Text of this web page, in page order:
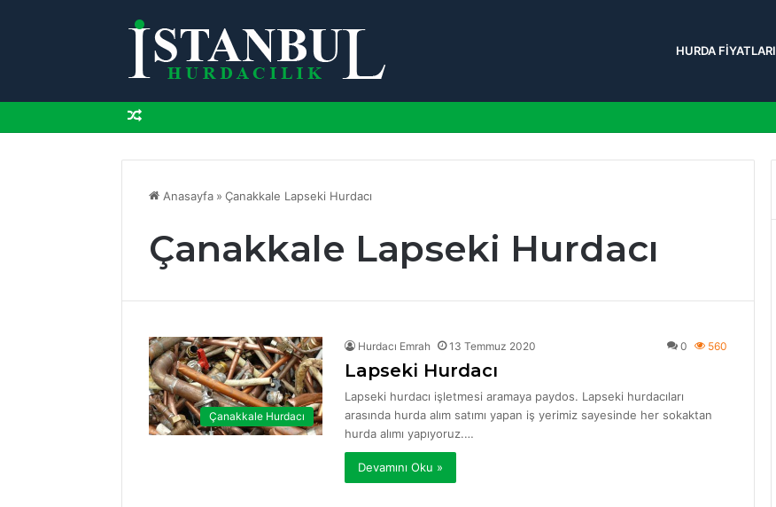
HURDA FIYATLARI
Rastgele
Anasayfa » Çanakkale Lapseki Hurdacı
Çanakkale Lapseki Hurdacı
Çanakkale Hurdacı
Hurdacı Emrah 13 Temmuz 2020 0 560
Lapseki Hurdacı
Lapseki hurdacı işletmesi aramaya paydos. Lapseki hurdacıları
arasında hurda alım satımı yapan iş yerimiz sayesinde her sokaktan
hurda alımı yapıyoruz.…
Devamını Oku »